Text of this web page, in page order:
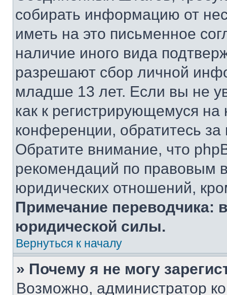
собирать информацию от
иметь на это письменное
наличие иного вида
разрешают сбор личной
младше 13 лет. Если вы не
как к регистрирующемуся
конференции, обратитесь
Обратите внимание, что
рекомендаций по правовым
юридических отношений,
Примечание переводчика:
юридической силы.
Вернуться к началу
» Почему я не могу
Возможно, администратор